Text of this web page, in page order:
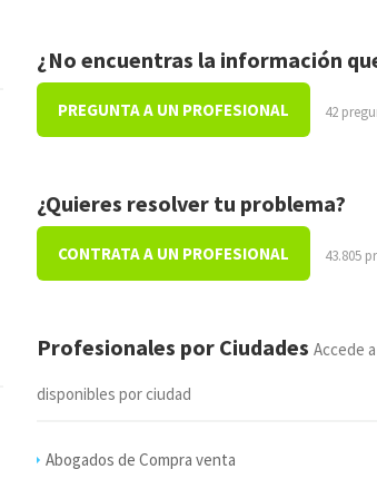
¿No encuentras la información
PREGUNTA A UN PROFESIONAL 42
¿Quieres resolver tu problema?
CONTRATA A UN PROFESIONAL 43.805
Profesionales por Ciudades Accede
disponibles por ciudad
Abogados de Compra venta